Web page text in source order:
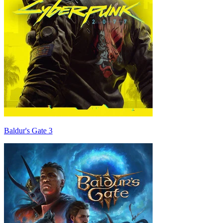
Baldur's Gate 3